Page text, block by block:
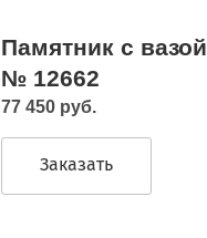
Памятник с вазой
№ 12662
77 450 руб.
Заказать